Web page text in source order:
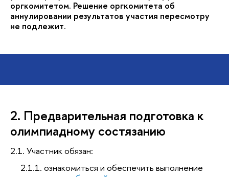
оргкомитетом. Решение оргкомитета об
аннулировании результатов участия пересмотру
не подлежит.
2. Предварительная подготовка к
олимпиадному состязанию
2.1. Участник обязан:
2.1.1. ознакомиться и обеспечить выполнение